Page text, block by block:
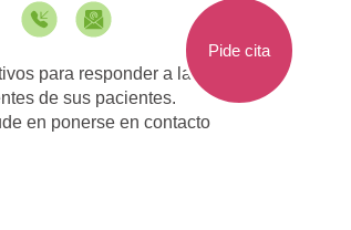
para responder a las
de sus pacientes.
en ponerse en contacto
Pide cita